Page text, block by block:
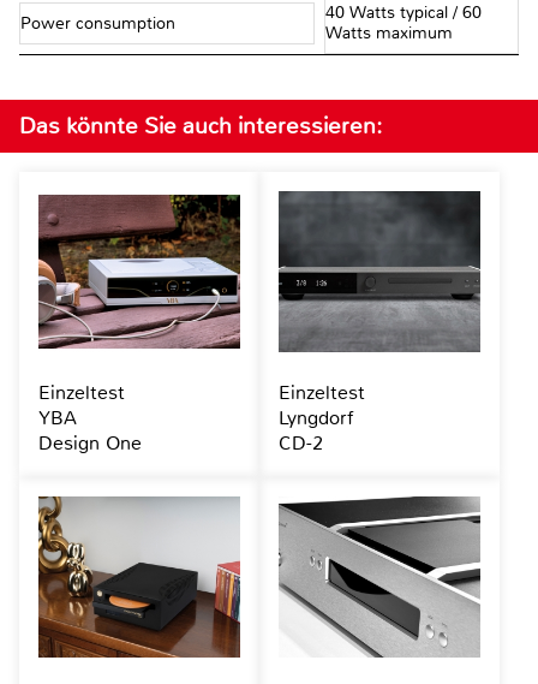
Power consumption
40 Watts typical / 60
Watts maximum
Das könnte Sie auch interessieren:
Einzeltest
YBA
Design One
Einzeltest
Lyngdorf
CD-2